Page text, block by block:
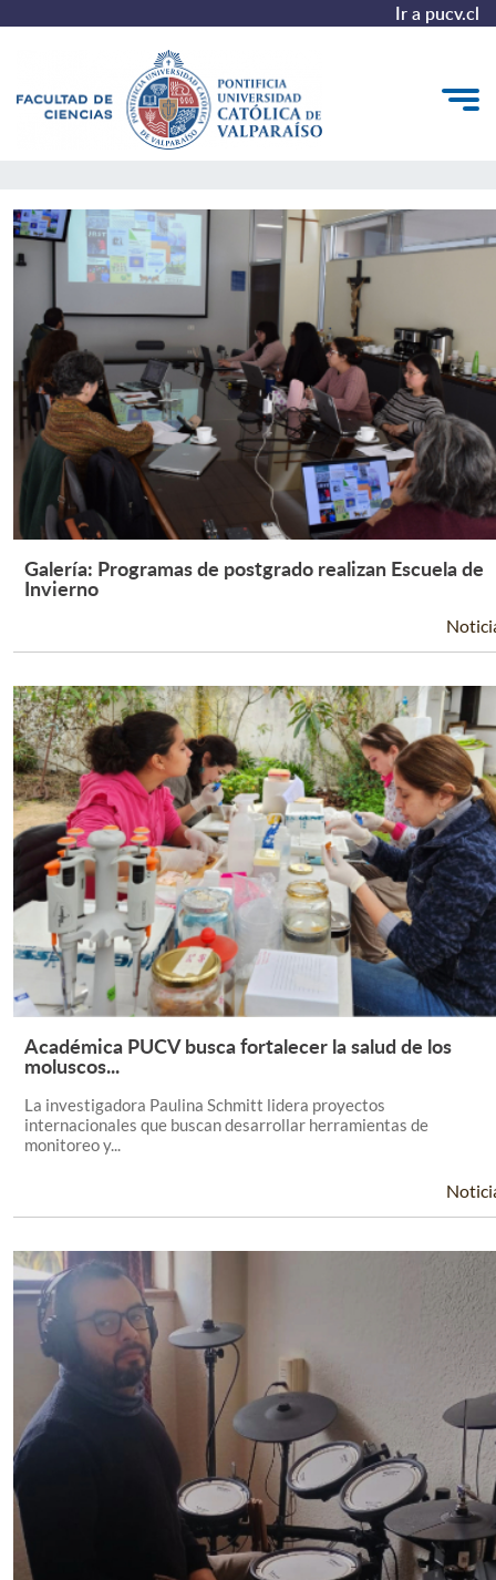
Ir a pucv.cl
Estudiantes
Postgrado y Formación Continua
Vinculación con el Medio
Admisión
Leer Más +
Galería: Programas de postgrado realizan Escuela de
Invierno
Leer Más +
Académica PUCV busca fortalecer la salud de los
moluscos...
La investigadora Paulina Schmitt lidera proyectos
internacionales que buscan desarrollar herramientas de
monitoreo y...